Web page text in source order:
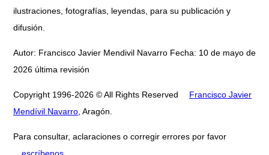
ilustraciones, fotografías, leyendas, para su publicación y
difusión.
Autor: Francisco Javier Mendivil Navarro Fecha: 10 de mayo de
2026 última revisión
Copyright 1996-2026 © All Rights Reserved
Francisco Javier
Mendívil Navarro , Aragón.
Para consultar, aclaraciones o corregir errores por favor